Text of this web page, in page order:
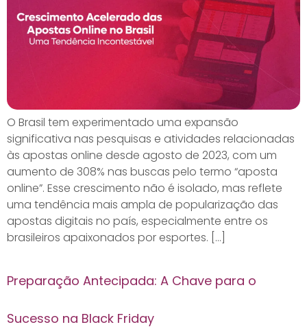
O Brasil tem experimentado uma expansão
significativa nas pesquisas e atividades relacionadas
às apostas online desde agosto de 2023, com um
aumento de 308% nas buscas pelo termo “aposta
online”. Esse crescimento não é isolado, mas reflete
uma tendência mais ampla de popularização das
apostas digitais no país, especialmente entre os
brasileiros apaixonados por esportes. […]
Preparação Antecipada: A Chave para o
Sucesso na Black Friday